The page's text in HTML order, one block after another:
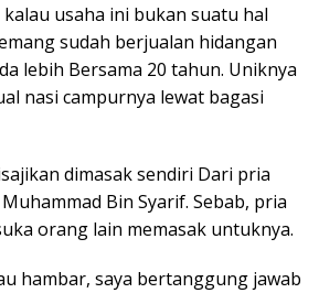
usaha ini bukan suatu hal
sudah berjualan hidangan
lebih Bersama 20 tahun. Uniknya
nasi campurnya lewat bagasi
dimasak sendiri Dari pria
Bin Syarif. Sebab, pria
orang lain memasak untuknya.
hambar, saya bertanggung jawab